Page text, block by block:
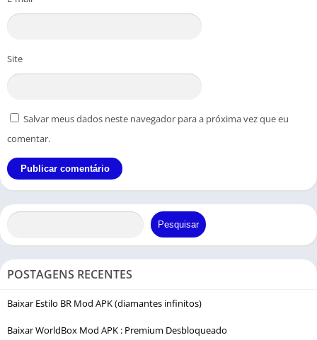
Site
Salvar meus dados neste navegador para a próxima vez que eu
comentar.
Pesquisar
POSTAGENS RECENTES
Baixar Estilo BR Mod APK (diamantes infinitos)
Baixar WorldBox Mod APK : Premium Desbloqueado